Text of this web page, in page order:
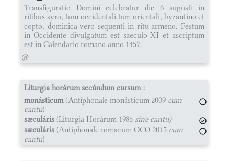
Transfiguratio Domini celebratur die 6 augusti in
ritibus syro, tum occidentali tum orientali, byzantino et
copto, dominica vero sequenti in ritu armeno. Festum
in Occidente divulgatum est saeculo XI et ascriptum
est in Calendario romano anno 1457.
@
Liturgia horárum secúndum cursum :
monásticum(Antiphonale monásticum 2009 cum
cantu)
sæculáris (Liturgia Horárum 1985 sine cantu)
sæculáris (Antiphonale romanum OCO 2015 cum
cantu)